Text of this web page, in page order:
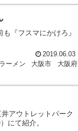
『フスマにかけろ』
2019.06.03
ラーメン
大阪市 大阪府
アウトレットパーク
にて紹介。